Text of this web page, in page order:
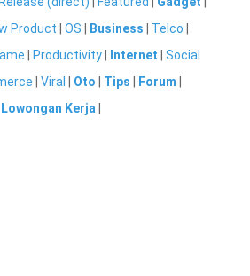
Product |OS Business Telco
Productivity Internet |Social
|Viral Oto Tips Forum
Lowongan Kerja